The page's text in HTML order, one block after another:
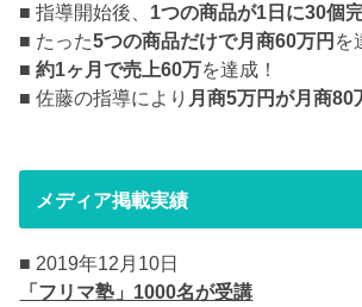
■ 指導開始後、 1つの商品が1日に30個
■ たった5つの商品だけで月商60万円 を
■約1ヶ月で売上60万を達成！
■ 佐藤の指導により 月商5万円が月商80
メディア掲載実績
■ 2019年12月10日
「フリマ塾」1000名が受講